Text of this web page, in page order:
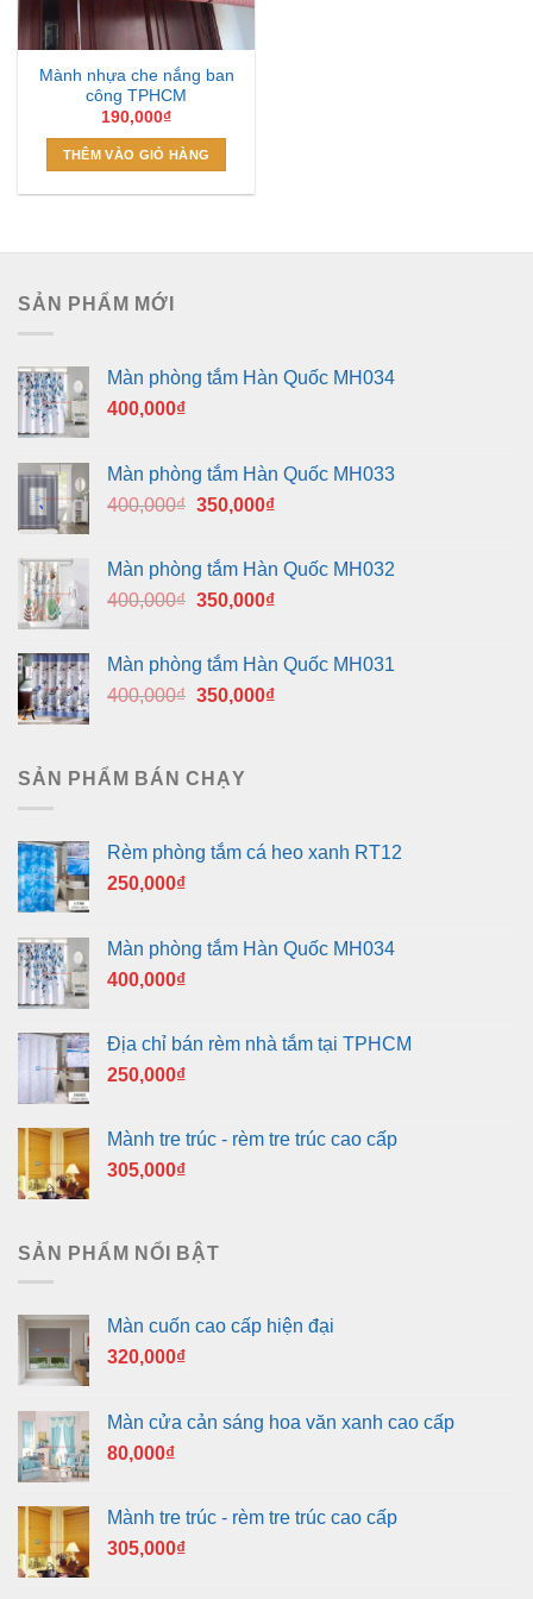
Mành nhựa che nắng ban
công TPHCM
190,000₫
THÊM VÀO GIỎ HÀNG
SẢN PHẨM MỚI
Màn phòng tắm Hàn Quốc MH034
400,000₫
Màn phòng tắm Hàn Quốc MH033
400,000₫ Giá
400,000₫.
350,000₫Giá
là:
350,000₫.
Màn phòng tắm Hàn Quốc MH032
400,000₫ Giá
400,000₫.
350,000₫Giá
là:
350,000₫.
Màn phòng tắm Hàn Quốc MH031
400,000₫ Giá
400,000₫.
350,000₫Giá
SẢN PHẨM BÁN CHẠY
Rèm phòng tắm cá heo xanh RT12
250,000₫
Màn phòng tắm Hàn Quốc MH034
400,000₫
Địa chỉ bán rèm nhà tắm tại TPHCM
250,000₫
Mành tre trúc - rèm tre trúc cao cấp
305,000₫
SẢN PHẨM NỔI BẬT
Màn cuốn cao cấp hiện đại
320,000₫
Màn cửa cản sáng hoa văn xanh cao cấp
80,000₫
Mành tre trúc - rèm tre trúc cao cấp
305,000₫